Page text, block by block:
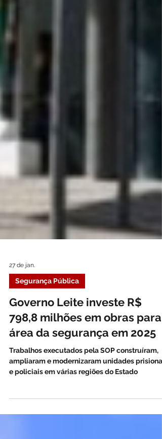
27 de jan.
Segurança Pública
Governo Leite investe R$
798,8 milhões em obras para
área da segurança em 2025
ampliaram e modernizaram unidades